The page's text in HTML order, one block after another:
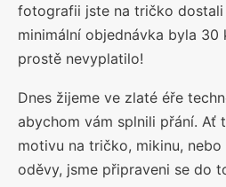
fotografii jste na tričko dostali
minimální objednávka byla 30
prostě nevyplatilo!
Dnes žijeme ve zlaté éře
abychom vám splnili přání. Ať
motivu na tričko, mikinu,
oděvy, jsme připraveni se do